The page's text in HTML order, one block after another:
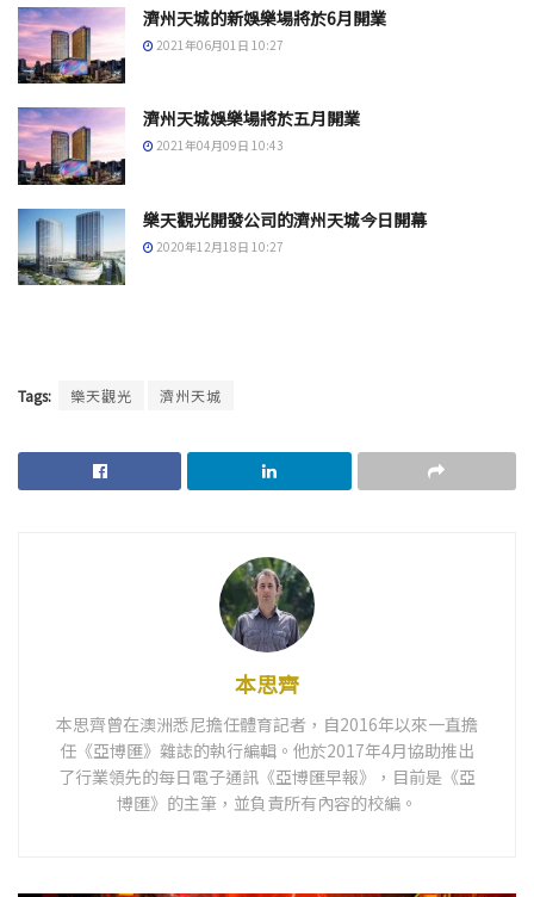
濟州天城的新娛樂場將於6月開業
2021年06月01日 10:27
濟州天城娛樂場將於五月開業
2021年04月09日 10:43
樂天觀光開發公司的濟州天城今日開幕
2020年12月18日 10:27
Tags: 樂天觀光 濟州天城
本思齊
本思齊曾在澳洲悉尼擔任體育記者，自2016年以來一直擔
任《亞博匯》雜誌的執行編輯。他於2017年4月協助推出
了行業領先的每日電子通訊《亞博匯早報》，目前是《亞
博匯》的主筆，並負責所有內容的校編。